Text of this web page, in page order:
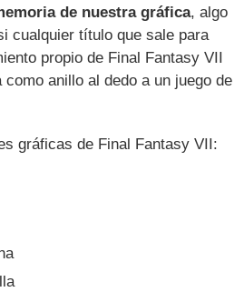
de nuestra gráfica, algo
cualquier título que sale para
propio de Final Fantasy VII
anillo al dedo a un juego de
gráficas de Final Fantasy VII: